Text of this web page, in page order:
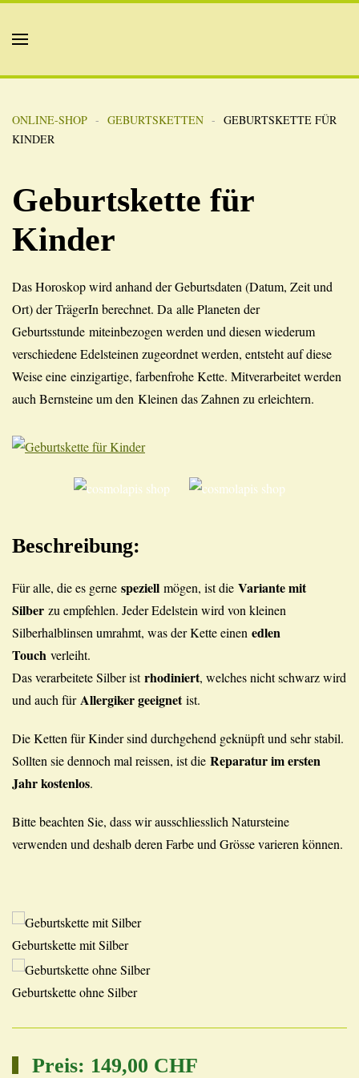
ONLINE-SHOP GEBURTSKETTEN
GEBURTSKETTE FÜR
KINDER
Geburtskette für
Kinder
Das Horoskop wird anhand der Geburtsdaten (Datum, Zeit und
Ort) der TrägerIn berechnet. Da alle Planeten der
Geburtsstunde miteinbezogen werden und diesen wiederum
verschiedene Edelsteinen zugeordnet werden, entsteht auf diese
Weise eine einzigartige, farbenfrohe Kette. Mitverarbeitet werden
auch Bernsteine um den Kleinen das Zahnen zu erleichtern.
Beschreibung:
Für alle, die es gerne speziell mögen, ist die Variante mit
Silber zu empfehlen. Jeder Edelstein wird von kleinen
Silberhalblinsen umrahmt, was der Kette einen edlen
Touch verleiht.
Das verarbeitete Silber istrhodiniert, welches nicht schwarz wird
und auch fürAllergiker geeignetist.
Die Ketten für Kinder sind durchgehend geknüpft und sehr stabil.
Sollten sie dennoch mal reissen, ist die Reparatur im ersten
Jahr kostenlos.
Bitte beachten Sie, dass wir ausschliesslich Natursteine
verwenden und deshalb deren Farbe und Grösse varieren können.
Geburtskette mit Silber
Geburtskette ohne Silber
Preis: 149,00 CHF